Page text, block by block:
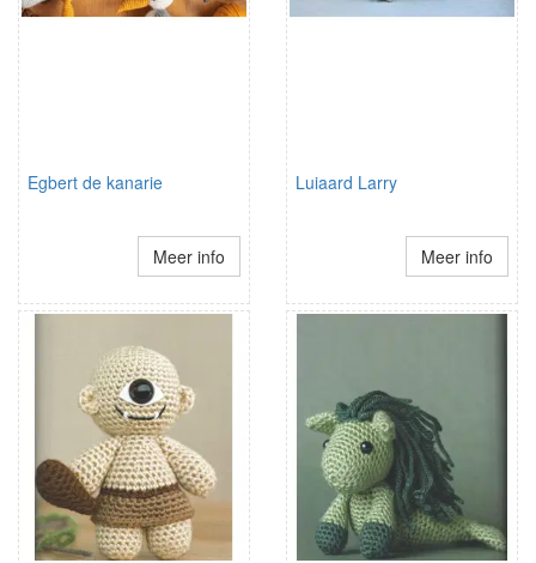
Egbert de kanarie
Meer info
Luiaard Larry
Meer info